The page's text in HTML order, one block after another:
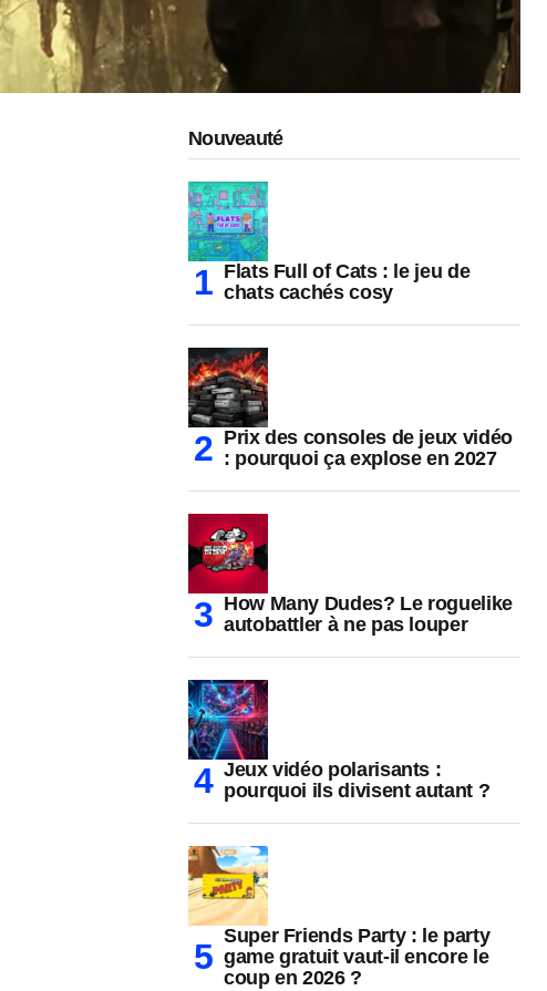
Nouveauté
Flats Full of Cats : le jeu de
chats cachés cosy
Prix des consoles de jeux vidéo
: pourquoi ça explose en 2027
How Many Dudes? Le roguelike
autobattler à ne pas louper
Jeux vidéo polarisants :
pourquoi ils divisent autant ?
Super Friends Party : le party
game gratuit vaut-il encore le
coup en 2026 ?